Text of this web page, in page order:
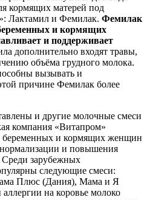
кормящих матерей под
Лактамил и Фемилак. Фемилак
и кормящих
и поддерживает
дополнительно входят травы,
объёма грудного молока.
вызывать и
причине Фемилак более
и другие молочные смеси
компания «Витапром»
беременных и кормящих женщин
и повышения
зарубежных
следующие смеси:
Плюс (Дания), Мама и Я
на коровье молоко